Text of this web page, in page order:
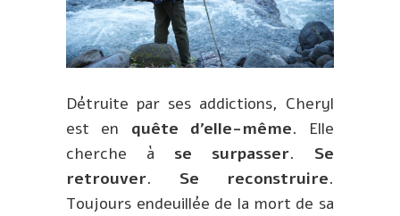
Détruite par ses addictions, Cheryl
est en quête d’elle-même. Elle
cherche à se surpasser. Se
retrouver. Se reconstruire.
Toujours endeuillée de la mort de sa